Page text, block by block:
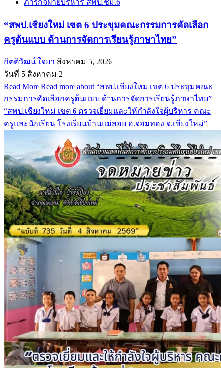
ภารกิจฝ่ายบริหาร สพป.ชม.6
“สพป.เชียงใหม่ เขต 6 ประขุมคณะกรรมการคัดเลือก
ครูต้นแบบ ด้านการจัดการเรียนรู้ภาษาไทย”
กิตติวัฒน์ ใจยา สิงหาคม 5, 2026
วันที่ 5 สิงหาคม 2
Read More Read more about “สพป.เชียงใหม่ เขต 6 ประขุมคณะ
กรรมการคัดเลือกครูต้นแบบ ด้านการจัดการเรียนรู้ภาษาไทย”
“สพป.เชียงใหม่ เขต 6 ตรวจเยี่ยมและให้กำลังใจผู้บริหาร คณะ
ครูและนักเรียน โรงเรียนบ้านแม่สอย อ.จอมทอง จ.เชียงใหม่”